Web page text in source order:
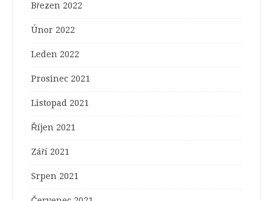
Březen 2022
Únor 2022
Leden 2022
Prosinec 2021
Listopad 2021
Říjen 2021
Září 2021
Srpen 2021